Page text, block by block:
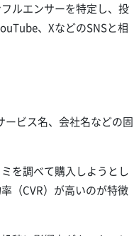
ルエンサーを特定し、投
、XなどのSNSと相
ービス名、会社名などの固
を調べて購入しようとし
（CVR）が高いのが特徴